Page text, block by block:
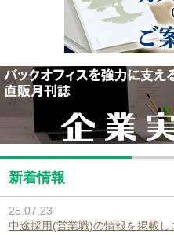
新着情報
25.07.23
中途採用(営業職)の情報を掲載し